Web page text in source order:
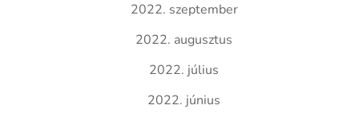
2022. szeptember
2022. augusztus
2022. július
2022. június